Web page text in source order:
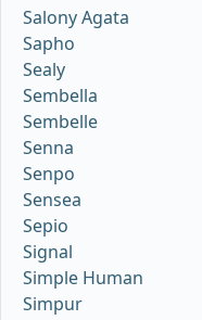
Salony Agata
Sapho
Sealy
Sembella
Sembelle
Senna
Senpo
Sensea
Sepio
Signal
Simple Human
Simpur